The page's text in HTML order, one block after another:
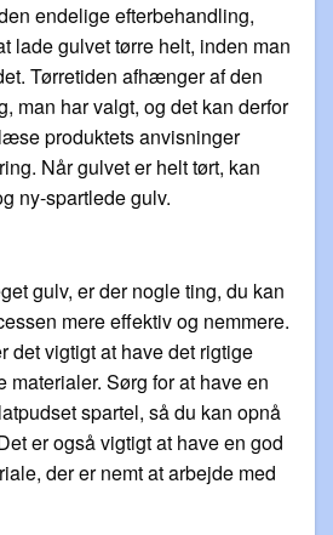
endelige efterbehandling,
lade gulvet tørre helt, inden man
Tørretiden afhænger af den
man har valgt, og det kan derfor
produktets anvisninger
Når gulvet er helt tørt, kan
ny-spartlede gulv.
gulv, er der nogle ting, du kan
mere effektiv og nemmere.
det vigtigt at have det rigtige
Sørg for at have en
spartel, så du kan opnå
er også vigtigt at have en god
der er nemt at arbejde med